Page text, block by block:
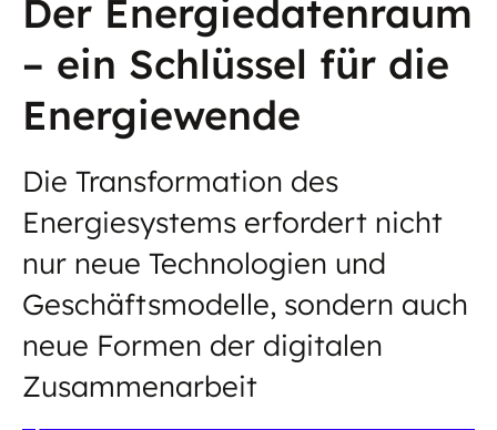
Der Energiedatenraum
– ein Schlüssel für die
Energiewende
Die Transformation des
Energiesystems erfordert nicht
nur neue Technologien und
Geschäftsmodelle, sondern auch
neue Formen der digitalen
Zusammenarbeit